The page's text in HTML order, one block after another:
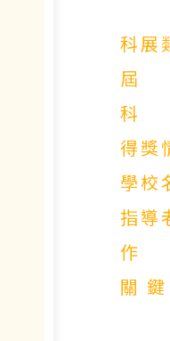
科展
屆
科
得獎
學校
指導
作
關